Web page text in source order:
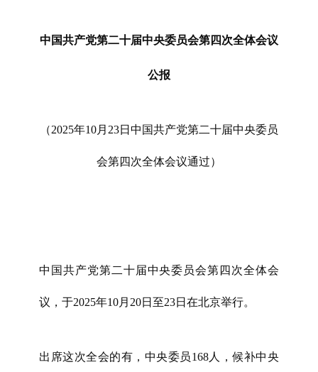
中国共产党第二十届中央委员会第四次全体会议
公报
（2025年10月23日中国共产党第二十届中央委员
会第四次全体会议通过）
中国共产党第二十届中央委员会第四次全体会
议，于2025年10月20日至23日在北京举行。
出席这次全会的有，中央委员168人，候补中央